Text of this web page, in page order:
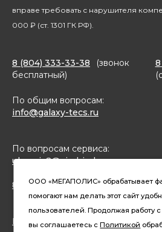
вправе требовать с нарушителя
000 ₽ (ст. 1301 ГК РФ).
8 (804) 333-33-38
(звонок
бесплатный)
По общим вопросам:
info@galaxy-tecs.ru
По вопросам сервиса:
ulservis2@simbirsk-crown.ru
8(962)633-02-15 (чат в MAX)
Конфиденциальность
ООО «МЕГАПОЛИС» обрабатывает
помогают нам делать этот сайт
пользователей. Продолжая работу
вы соглашаетесь сПолитикой